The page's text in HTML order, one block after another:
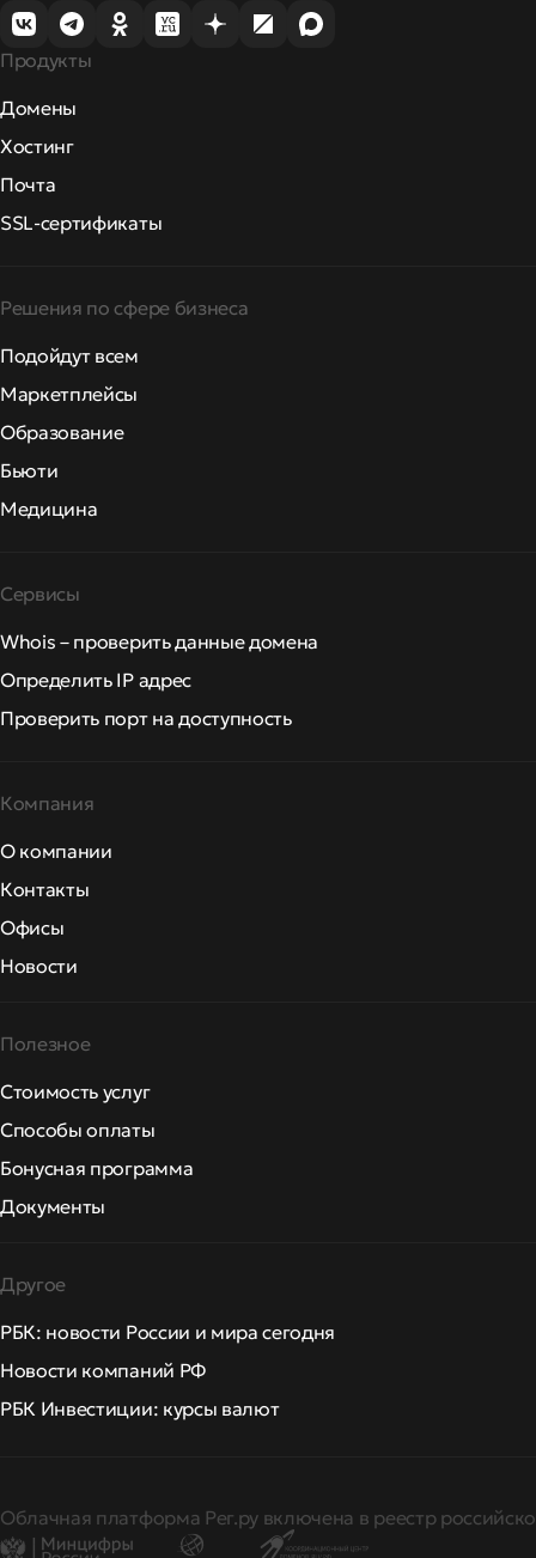
Продукты
Домены
Хостинг
Почта
SSL-сертификаты
Решения по сфере бизнеса
Подойдут всем
Маркетплейсы
Образование
Бьюти
Медицина
Сервисы
Whois – проверить данные домена
Определить IP адрес
Проверить порт на доступность
Компания
О компании
Контакты
Офисы
Новости
Полезное
Стоимость услуг
Способы оплаты
Бонусная программа
Документы
Другое
РБК: новости России и мира сегодня
Новости компаний РФ
РБК Инвестиции: курсы валют
Облачная платформа Рег.ру включена в реестр